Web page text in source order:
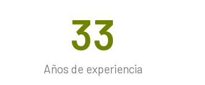
Años de experiencia
33